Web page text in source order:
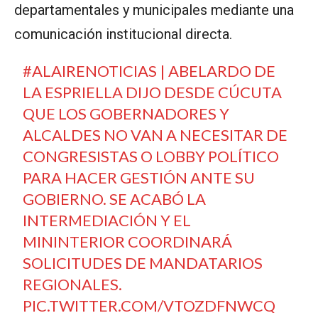
departamentales y municipales mediante una
comunicación institucional directa.
#ALAIRENOTICIAS | ABELARDO DE
LA ESPRIELLA DIJO DESDE CÚCUTA
QUE LOS GOBERNADORES Y
ALCALDES NO VAN A NECESITAR DE
CONGRESISTAS O LOBBY POLÍTICO
PARA HACER GESTIÓN ANTE SU
GOBIERNO. SE ACABÓ LA
INTERMEDIACIÓN Y EL
MININTERIOR COORDINARÁ
SOLICITUDES DE MANDATARIOS
REGIONALES.
PIC.TWITTER.COM/VTOZDFNWCQ